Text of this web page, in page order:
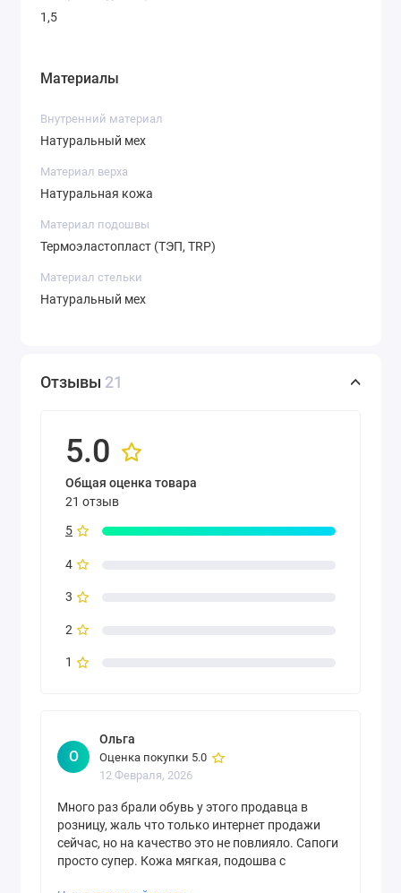
1,5
Материалы
Внутренний материал
Натуральный мех
Материал верха
Натуральная кожа
Материал подошвы
Термоэластопласт (ТЭП, TRP)
Материал стельки
Натуральный мех
Отзывы 21
5.0
Общая оценка товара
21 отзыв
5
4
3
2
1
О
Ольга
Оценка покупки 5.0
12 Февраля, 2026
Много раз брали обувь у этого продавца в
розницу, жаль что только интернет продажи
сейчас, но на качество это не повлияло. Сапоги
просто супер. Кожа мягкая, подошва с